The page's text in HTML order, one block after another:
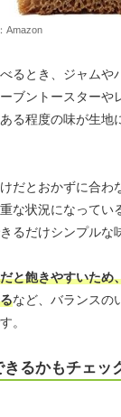
Amazon
るとき、ジャムや
ブントースターや
る程度の味が生地
だとおかずに合わ
な状況になってい
るだけシンプルな
と飽きやすいため
など、バランスの
。
きるかもチェッ